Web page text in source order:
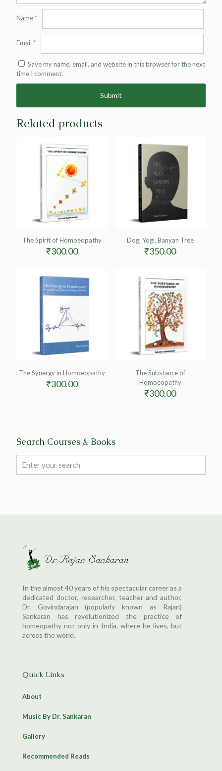
Name*
Email *
Save my name, email, and website in this browser for the next
time I comment.
Related products
The Spirit of Homoeopathy
₹300.00
Dog, Yogi, Banyan Tree
₹350.00
The Synergy in Homoeopathy
₹300.00
The Substance of
Homoeopathy
₹300.00
Search Courses & Books
In the almost 40 years of his spectacular career as a
dedicated doctor, researcher, teacher and author,
Dr. Govindarajan (popularly known as Rajan)
Sankaran has revolutionized the practice of
homeopathy not only in India, where he lives, but
across the world.
Quick Links
About
Music By Dr. Sankaran
Gallery
Recommended Reads